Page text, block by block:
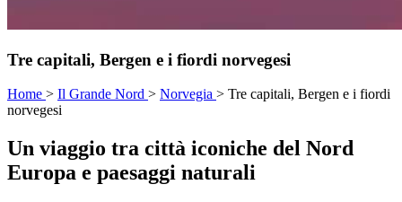
Tre capitali, Bergen e i fiordi norvegesi
Home > Il Grande Nord > Norvegia > Tre capitali, Bergen e i fiordi
norvegesi
Un viaggio tra città iconiche del Nord
Europa e paesaggi naturali